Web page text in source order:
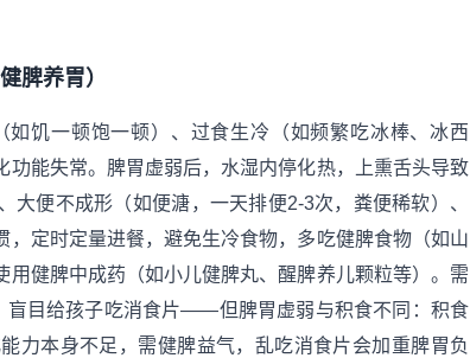
脾养胃）
饥一顿饱一顿）、过食生冷（如频繁吃冰棒、冰西
能失常。脾胃虚弱后，水湿内停化热，上熏舌头导致
便不成形（如便溏，一天排便2-3次，粪便稀软）、
定时定量进餐，避免生冷食物，多吃健脾食物（如山
健脾中成药（如小儿健脾丸、醒脾养儿颗粒等）。需
盲目给孩子吃消食片——但脾胃虚弱与积食不同：积食
力本身不足，需健脾益气，乱吃消食片会加重脾胃负